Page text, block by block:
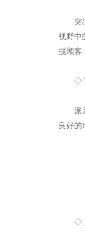
突出
视野中
揽顾客
◇ 宣
派发
良好的
◇ 产